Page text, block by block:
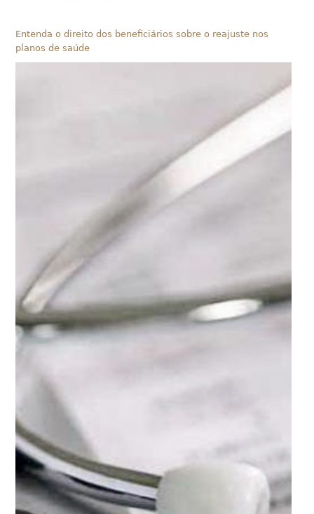
Entenda o direito dos beneficiários sobre o reajuste nos
planos de saúde